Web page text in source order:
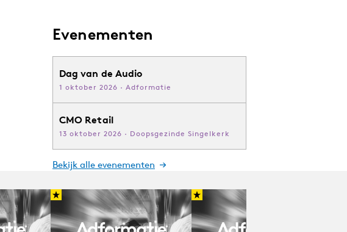
Evenementen
Dag van de Audio
1 oktober 2026 · Adformatie
CMO Retail
13 oktober 2026 · Doopsgezinde Singelkerk
Bekijk alle evenementen